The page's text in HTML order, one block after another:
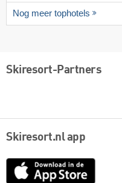
Nog meer tophotels
Skiresort-Partners
Skiresort.nl app
App